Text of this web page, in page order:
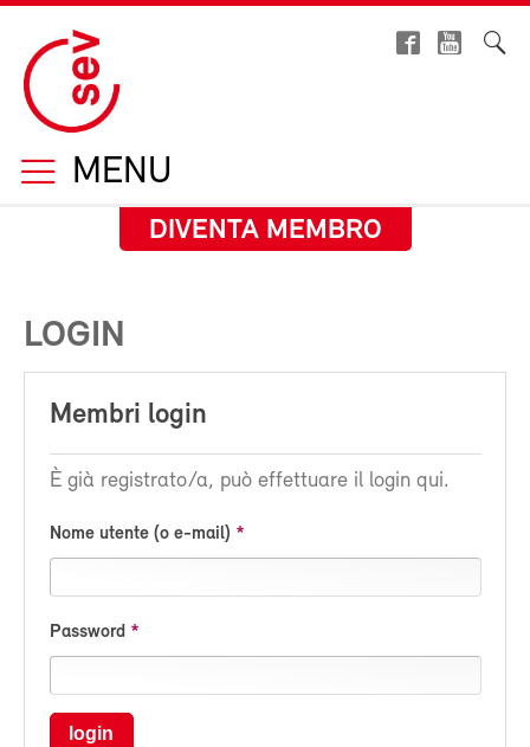
MENU
DIVENTA MEMBRO
LOGIN
Membri login
È già registrato/a, può effettuare il login qui.
Nome utente (o e-mail)
Password
login